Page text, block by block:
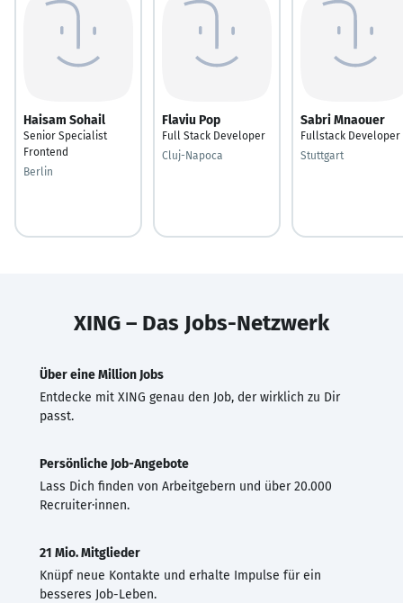
Haisam Sohail
Senior Specialist
Frontend
Berlin
Flaviu Pop
Full Stack Developer
Cluj-Napoca
Sabri Mnaouer
Fullstack Developer
Stuttgart
XING – Das Jobs-Netzwerk
Über eine Million Jobs
Entdecke mit XING genau den Job, der wirklich zu Dir
passt.
Persönliche Job-Angebote
Lass Dich finden von Arbeitgebern und über 20.000
Recruiter·innen.
21 Mio. Mitglieder
Knüpf neue Kontakte und erhalte Impulse für ein
besseres Job-Leben.